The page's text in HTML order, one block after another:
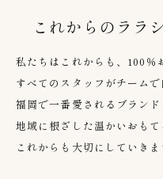
これからのララ
私たちはこれからも、 100 ％
すべてのスタッフがチームで
福岡で一番愛されるブラン
地域に根ざした温かいおもて
これからも大切にしていきま